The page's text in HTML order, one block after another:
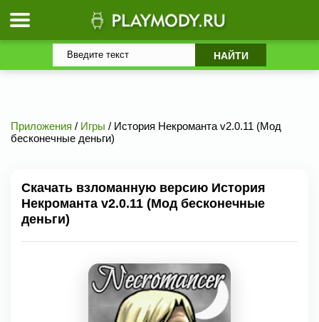
Приложения / Игры / История Некроманта v2.0.11 (Мод
бесконечные деньги)
Скачать взломанную версию История
Некроманта v2.0.11 (Мод бесконечные
деньги)